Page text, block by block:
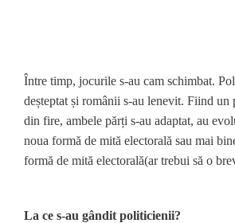
Între timp, jocurile s-au cam schimbat.
deșteptat și românii s-au lenevit. Fiind un
din fire, ambele părți s-au adaptat, au
noua formă de mită electorală sau mai
formă de mită electorală(ar trebui să o
La ce s-au gândit politicienii?